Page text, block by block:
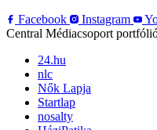
Facebook
Instagram
Central Médiacsoport
24.hu
nlc
Nők Lapja
Startlap
nosalty